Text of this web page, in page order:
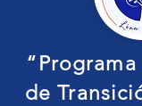
de